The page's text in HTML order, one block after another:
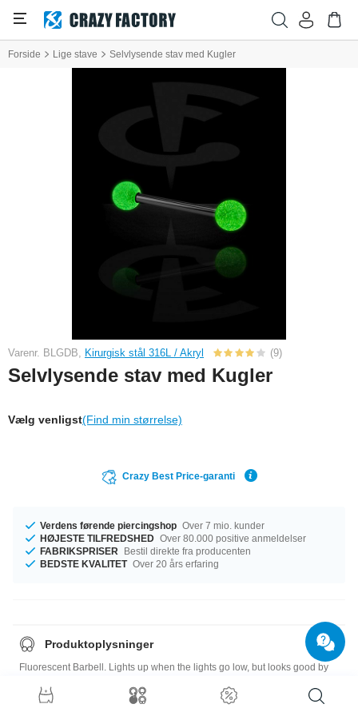
Forside Lige stave Selvlysende stav med Kugler
Varenr. BLGDB, Kirurgisk stål 316L / Akryl (9)
Selvlysende stav med Kugler
Vælg venligst(Find min størrelse)
Crazy Best Price-garanti
Verdens førende piercingshop Over 7 mio. kunder
HØJESTE TILFREDSHED Over 80.000 positive anmeldelser
FABRIKSPRISER
Bestil direkte fra producenten
BEDSTE KVALITET Over 20 års erfaring
Produktoplysninger
Fluorescent Barbell. Lights up when the lights go low, but looks good by
Ikke egnet til tungepiercinger!